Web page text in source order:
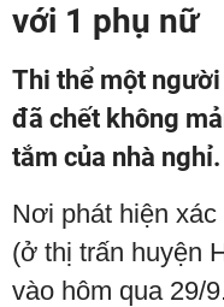
với 1 phụ nữ
Thi thể một
đã chết không
tắm của nhà nghỉ.
Nơi phát hiện
(ở thị trấn huyện
vào hôm qua 29/